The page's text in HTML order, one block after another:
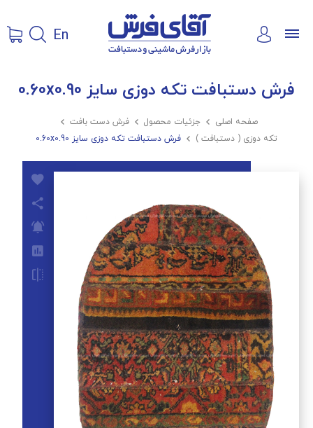
En
فرش دستبافت تکه دوزی سایز 0.60x0.90
صفحه اصلی  جزئیات محصول  فرش دست بافت 
تکه دوزی ( دستبافت )  فرش دستبافت تکه دوزی سایز 0.60x0.90